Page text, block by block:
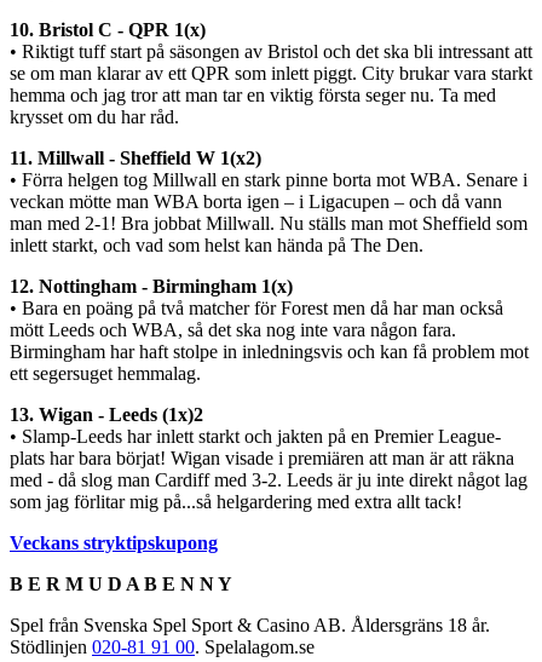
10. Bristol C - QPR 1(x)
• Riktigt tuff start på säsongen av Bristol och det ska bli intressant att
se om man klarar av ett QPR som inlett piggt. City brukar vara starkt
hemma och jag tror att man tar en viktig första seger nu. Ta med
krysset om du har råd.
11. Millwall - Sheffield W 1(x2)
• Förra helgen tog Millwall en stark pinne borta mot WBA. Senare i
veckan mötte man WBA borta igen – i Ligacupen – och då vann
man med 2-1! Bra jobbat Millwall. Nu ställs man mot Sheffield som
inlett starkt, och vad som helst kan hända på The Den.
12. Nottingham - Birmingham 1(x)
• Bara en poäng på två matcher för Forest men då har man också
mött Leeds och WBA, så det ska nog inte vara någon fara.
Birmingham har haft stolpe in inledningsvis och kan få problem mot
ett segersuget hemmalag.
13. Wigan - Leeds (1x)2
• Slamp-Leeds har inlett starkt och jakten på en Premier League-
plats har bara börjat! Wigan visade i premiären att man är att räkna
med - då slog man Cardiff med 3-2. Leeds är ju inte direkt något lag
som jag förlitar mig på...så helgardering med extra allt tack!
Veckans stryktipskupong
B E R M U D A B E N N Y
Spel från Svenska Spel Sport & Casino AB. Åldersgräns 18 år.
Stödlinjen 020-81 91 00. Spelalagom.se